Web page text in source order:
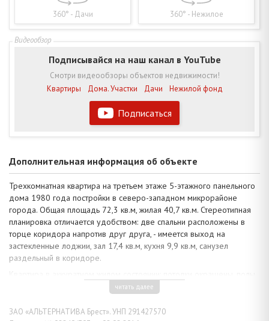
360° - Дачи 360° - Нежилое
Подписаться
Подписывайся на наш канал в YouTube
Смотри видеообзоры объектов недвижимости!
Квартиры
Дома. Участки Дачи Нежилой фонд
Дополнительная информация об объекте
Трехкомнатная квартира на третьем этаже 5-этажного панельного
дома 1980 года постройки в северо-западном микрорайоне
города. Общая площадь 72,3 кв.м, жилая 40,7 кв.м. Стереотипная
планировка отличается удобством: две спальни расположены в
торце коридора напротив друг друга, - имеется выход на
застекленные лоджии, зал 17,4 кв.м, кухня 9,9 кв.м, санузел
раздельный в коридоре.
– ламинат, в коридоре и кухне - линолеум, стены оклеены обоями
ванна. Телефонизация, домофон. Удобный и мобильный
читать далее
ЗАО «АЛЬТЕРНАТИВА Брест». УНП 291427570